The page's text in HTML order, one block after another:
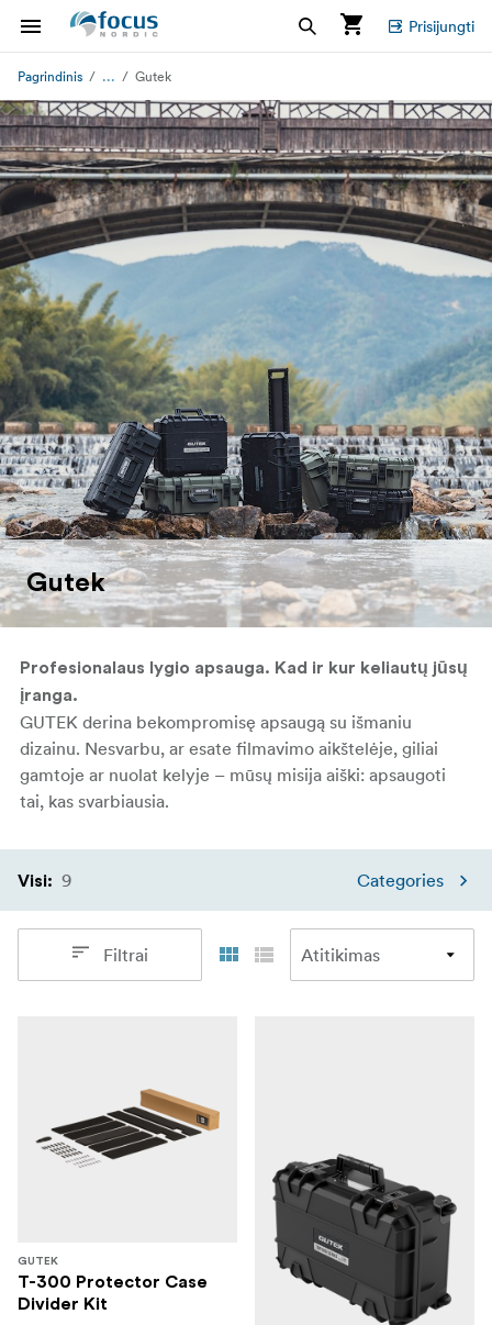
Prisijungti
Pagrindinis ... Gutek
Gutek
Profesionalaus lygio apsauga. Kad ir kur keliautų jūsų
įranga.
GUTEK derina bekompromisę apsaugą su išmaniu
dizainu. Nesvarbu, ar esate filmavimo aikštelėje, giliai
gamtoje ar nuolat kelyje – mūsų misija aiški: apsaugoti
tai, kas svarbiausia.
Visi: 9 Categories
Filtrai
GUTEK
T-300 Protector Case
Divider Kit